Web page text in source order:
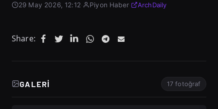
29 May 2026, 12:12 Piyon Haber· ArchDaily
Share:
GALERI 17 fotoğraf